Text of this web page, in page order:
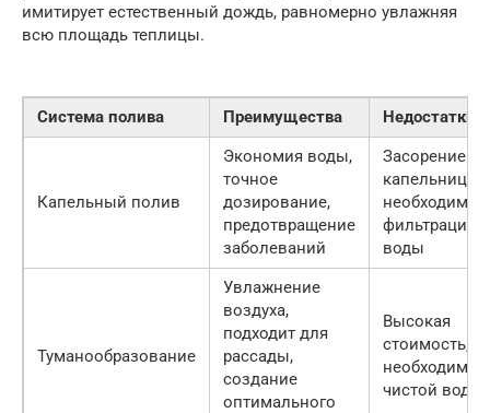
имитирует естественный дождь, равномерно увлажняя
всю площадь теплицы.
Система полива Преимущества Недостатки
Капельный полив
Экономия воды,
точное
дозирование,
предотвращение
заболеваний
Засорение
капельниц,
фильтрации
воды
Туманообразование
Увлажнение
воздуха,
подходит для
рассады,
создание
оптимального
Высокая
стоимость,
чистой воды